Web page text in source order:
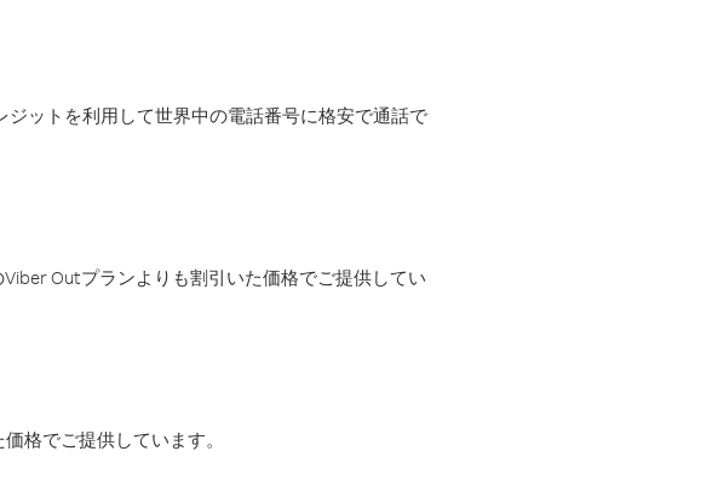
ットを利用して世界中の電話番号に格安で通話で
Outプランよりも割引いた価格でご提供してい
格でご提供しています。